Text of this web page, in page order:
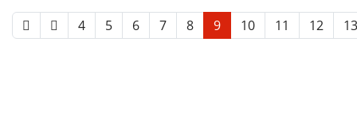
4 5 6 7 8 9 10 11 12 13